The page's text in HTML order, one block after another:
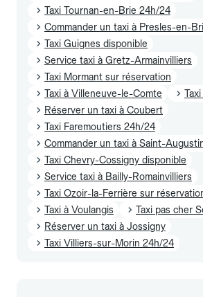
Taxi Tournan-en-Brie 24h/24
Commander un taxi à Presles-en-
Taxi Guignes disponible
Service taxi à Gretz-Armainvilliers
Taxi Mormant sur réservation
Taxi à Villeneuve-le-Comte
Réserver un taxi à Coubert
Taxi Faremoutiers 24h/24
Commander un taxi à Saint-
Taxi Chevry-Cossigny disponible
Service taxi à Bailly-Romainvilliers
Taxi Ozoir-la-Ferrière sur
Taxi à Voulangis
Taxi pas cher
Réserver un taxi à Jossigny
Taxi Villiers-sur-Morin 24h/24